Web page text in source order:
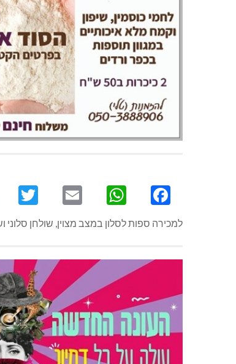
Facebook
WhatsApp
Email
למכירה ספות לסלון במצב מצוין, שולחן סלוני ושטיח.